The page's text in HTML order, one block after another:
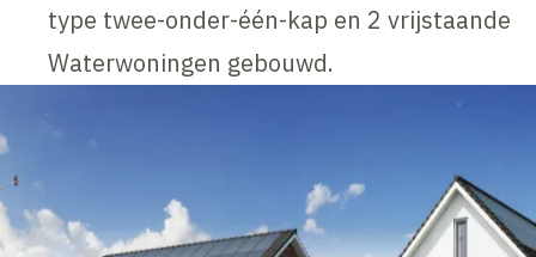
type twee-onder-één-kap en 2 vrijstaande
Waterwoningen gebouwd.